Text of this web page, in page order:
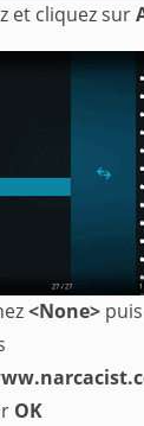
et cliquez sur
<None>
OK